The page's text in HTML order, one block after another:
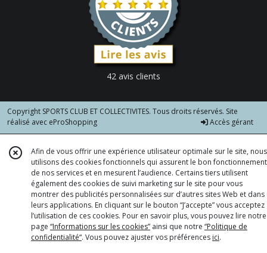
42 avis clients
Copyright SPORTS CLUB ET COLLECTIVITES. Tous droits réservés. Site
réalisé avec eProShopping Accès gérant
Afin de vous offrir une expérience utilisateur optimale sur le site, nous
utilisons des cookies fonctionnels qui assurent le bon fonctionnement
de nos services et en mesurent l’audience. Certains tiers utilisent
également des cookies de suivi marketing sur le site pour vous
montrer des publicités personnalisées sur d’autres sites Web et dans
leurs applications. En cliquant sur le bouton “J’accepte” vous acceptez
l’utilisation de ces cookies. Pour en savoir plus, vous pouvez lire notre
page “Informations sur les cookies” ainsi que notre “Politique de
confidentialité“. Vous pouvez ajuster vos préférences ici.